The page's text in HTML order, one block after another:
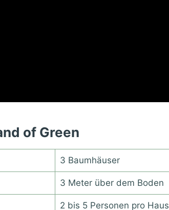
of Green
3 Baumhäuser
3 Meter über dem Boden
2 bis 5 Personen pro Haus